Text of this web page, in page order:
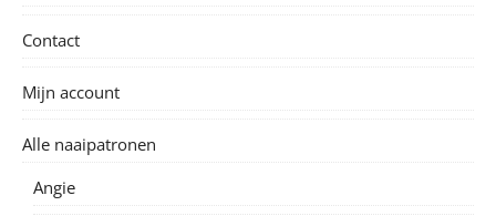
Contact
Mijn account
Alle naaipatronen
Angie